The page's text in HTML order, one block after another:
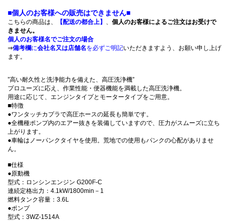
■個人のお客様への販売はできません■
こちらの商品は、 【配送の都合上】
個人のお客様によるご注文はお受けで
きません。
個人のお客様名でご注文の場合
⇒備考欄に会社名又は店舗名を必ずご明記いただきますよう、お願い申し上げ
ます。
”高い耐久性と洗浄能力を備えた、高圧洗浄機”
プロユーズに応え、作業性能・便器機能を満載した高圧洗浄機。
用途に応じて、エンジンタイプとモータータイプをご用意。
■特徴
●ワンタッチカプラで高圧ホースの延長も簡単です。
●全機種ポンプ内のエアー抜きを装備していますので、圧力がスムーズに立ち
上がります。
●車輪はノーパンクタイヤを使用。荒地での使用もパンクの心配がありませ
ん。
■仕様
●原動機
型式：ロンシンエンジン G200F-C
連続定格出力：4.1kW/1800min－1
燃料タンク容量：3.6L
●ポンプ
型式：3WZ-1514A